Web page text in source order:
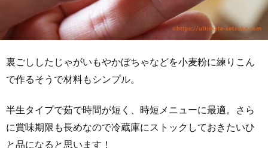
裏ごししたじゃがいもやかぼちゃなどを小麦粉に練りこん
で作るそうで材料もシンプル。
半生タイプで茹で時間が短く、時短メニューに最適。さら
に賞味期限も長めなので冷蔵庫にストックしておきたいひ
と品になると思います！